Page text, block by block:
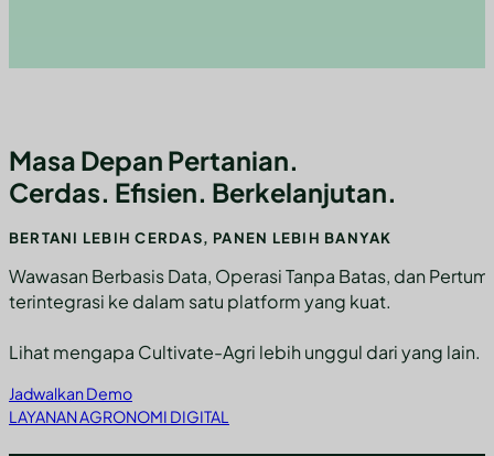
Masa Depan Pertanian.
Cerdas. Efisien. Berkelanjutan.
BERTANI LEBIH CERDAS, PANEN LEBIH BANYAK
Wawasan Berbasis Data, Operasi Tanpa Batas, dan
terintegrasi ke dalam satu platform yang kuat.
Lihat mengapa Cultivate-Agri lebih unggul dari yang lain.
Jadwalkan Demo
LAYANAN AGRONOMI DIGITAL